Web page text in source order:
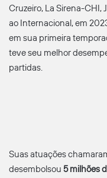
Cruzeiro, La Sirena-
ao Internacional, em
em sua primeira
teve seu melhor
partidas.
Suas atuações
desembolsou 5 milhões